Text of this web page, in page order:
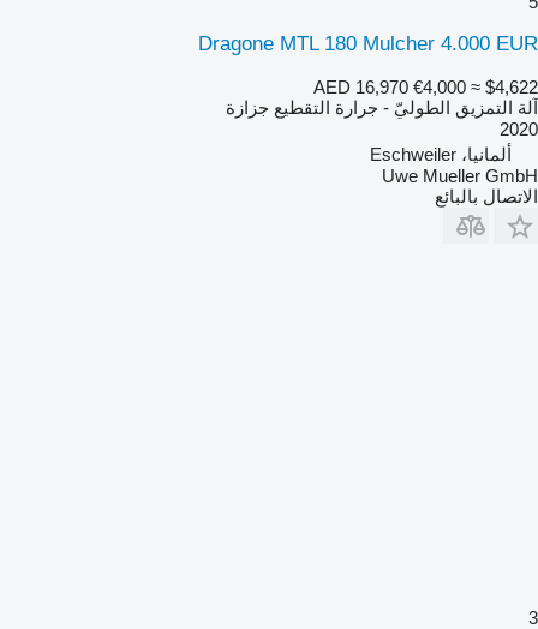
Dragone MTL 180 Mulcher 4.000 EUR
AED 16,970 €4,000 ≈ $4,622
آلة التمزيق الطوليّ - جرارة التقطيع جزازة
2020
ألمانيا، Eschweiler
Uwe Mueller GmbH
الاتصال بالبائع
3